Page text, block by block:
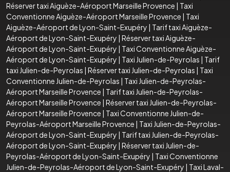
Réserver taxi Aiguèze-Aéroport Marseille Provence | Taxi
Conventionne Aiguèze-Aéroport Marseille Provence | Taxi
Aiguèze-Aéroport de Lyon-Saint-Exupéry | Tarif taxi Aiguèze-
Aéroport de Lyon-Saint-Exupéry | Réserver taxi Aiguèze-
Aéroport de Lyon-Saint-Exupéry | Taxi Conventionne Aiguèze-
Aéroport de Lyon-Saint-Exupéry | Taxi Julien-de-Peyrolas | Tarif
taxi Julien-de-Peyrolas | Réserver taxi Julien-de-Peyrolas | Taxi
Conventionne Julien-de-Peyrolas | Taxi Julien-de-Peyrolas-
Aéroport Marseille Provence | Tarif taxi Julien-de-Peyrolas-
Aéroport Marseille Provence | Réserver taxi Julien-de-Peyrolas-
Aéroport Marseille Provence | Taxi Conventionne Julien-de-
Peyrolas-Aéroport Marseille Provence | Taxi Julien-de-Peyrolas-
Aéroport de Lyon-Saint-Exupéry | Tarif taxi Julien-de-Peyrolas-
Aéroport de Lyon-Saint-Exupéry | Réserver taxi Julien-de-
Peyrolas-Aéroport de Lyon-Saint-Exupéry | Taxi Conventionne
Julien-de-Peyrolas-Aéroport de Lyon-Saint-Exupéry | Taxi Laval-